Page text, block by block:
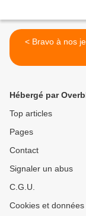
< Bravo à nos
Hébergé par
Top articles
Pages
Contact
Signaler un abus
C.G.U.
Cookies et